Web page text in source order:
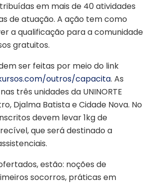
em mais de 40 atividades
de atuação. A ação tem como
a qualificação para a comunidade
gratuitos.
ser feitas por meio do link
outros/capacita. As
três unidades da UNINORTE
Djalma Batista e Cidade Nova. No
devem levar 1kg de
que será destinado a
estão: noções de
socorros, práticas em